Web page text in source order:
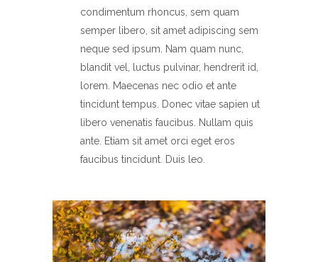
condimentum rhoncus, sem quam
semper libero, sit amet adipiscing sem
neque sed ipsum. Nam quam nunc,
blandit vel, luctus pulvinar, hendrerit id,
lorem. Maecenas nec odio et ante
tincidunt tempus. Donec vitae sapien ut
libero venenatis faucibus. Nullam quis
ante. Etiam sit amet orci eget eros
faucibus tincidunt. Duis leo.